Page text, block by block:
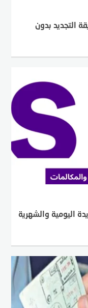
سنوات وطريقة التجديد بدون
اليومية والشهرية